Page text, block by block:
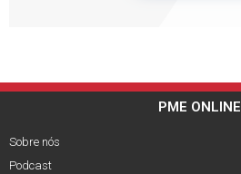
PME ONLINE
Sobre nós
Podcast